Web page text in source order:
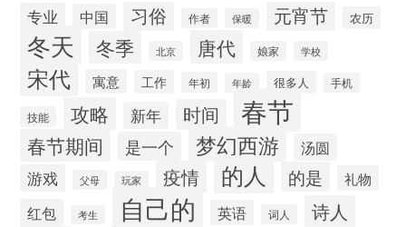
专业 中国 习俗 作者 保暖 元宵节 农历
冬天 冬季 北京 唐代 娘家 学校
宋代 寓意 工作 年初 年龄 很多人 手机
技能 攻略 新年 时间 春节
春节期间 是一个 梦幻西游
汤圆
游戏
父母 玩家 疫情 的人 的是 礼物
红包 考生 自己的 英语 词人
诗人